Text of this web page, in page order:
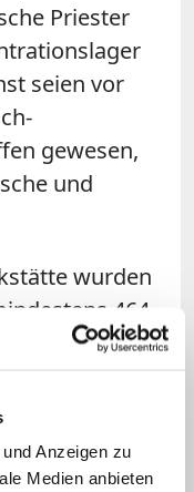
Anzeigen zu
Medien anbieten
Priester
seien vor
gewesen,
und
wurden
464
Mönche sowie
Europas
Der
war einer